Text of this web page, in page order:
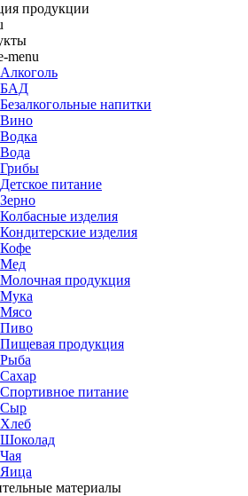
продукции
Алкоголь
БАД
Безалкогольные напитки
Вино
Водка
Вода
Грибы
Детское питание
Зерно
Колбасные изделия
Кондитерские изделия
Кофе
Мед
Молочная продукция
Мука
Мясо
Пиво
Пищевая продукция
Рыба
Сахар
Спортивное питание
Сыр
Хлеб
Шоколад
Чая
Яица
материалы